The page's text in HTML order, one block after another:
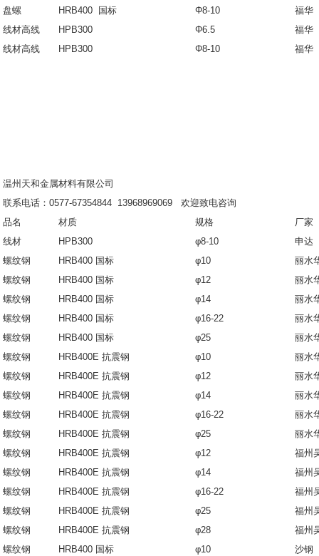
盘螺
HRB400 国标 Φ8-10
福华
线材高线
HPB300 Φ6.5
福华
线材高线
HPB300 Φ8-10 福华
温州天和金属材料有限公司
联系电话：0577-67354844 13968969069 欢迎致电咨询
品名
材质 规格
厂家
线材
HPB300 φ8-10
申达
螺纹钢
HRB400 国标 φ10
丽水
螺纹钢
HRB400 国标 φ12
丽水
螺纹钢
HRB400 国标 φ14
丽水
螺纹钢
HRB400 国标 φ16-22
丽水
螺纹钢
HRB400 国标 φ25
丽水
螺纹钢
HRB400E 抗震钢 φ10
丽水
螺纹钢
HRB400E 抗震钢 φ12
丽水
螺纹钢
HRB400E 抗震钢 φ14
丽水
螺纹钢
HRB400E 抗震钢 φ16-22
丽水
螺纹钢
HRB400E 抗震钢 φ25
丽水
螺纹钢
HRB400E 抗震钢 φ12
福州
螺纹钢
HRB400E 抗震钢 φ14
福州
螺纹钢
HRB400E 抗震钢 φ16-22
福州
螺纹钢
HRB400E 抗震钢 φ25
福州
螺纹钢
HRB400E 抗震钢 φ28
福州
螺纹钢
HRB400 国标 φ10
沙钢